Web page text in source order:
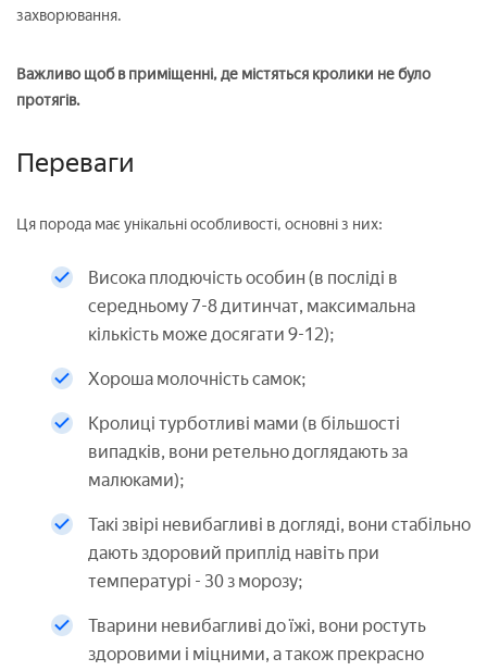
захворювання.
Важливо щоб в приміщенні, де містяться кролики не було
протягів.
Переваги
Ця порода має унікальні особливості, основні з них:
Висока плодючість особин (в посліді в
середньому 7-8 дитинчат, максимальна
кількість може досягати 9-12);
Хороша молочність самок;
Кролиці турботливі мами (в більшості
випадків, вони ретельно доглядають за
малюками);
Такі звірі невибагливі в догляді, вони стабільно
дають здоровий приплід навіть при
температурі - 30 з морозу;
Тварини невибагливі до їжі, вони ростуть
здоровими і міцними, а також прекрасно